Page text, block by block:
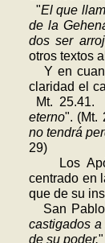
"El que
de la
dos ser
otros textos
Y en
claridad el
Mt. 25.41.
eterno". (Mt.
no tendrá
29)
Los
centrado en
que de su
San Pablo
castigados
de su poder.